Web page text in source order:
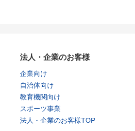
法人・企業のお客様
企業向け
自治体向け
教育機関向け
スポーツ事業
法人・企業のお客様TOP